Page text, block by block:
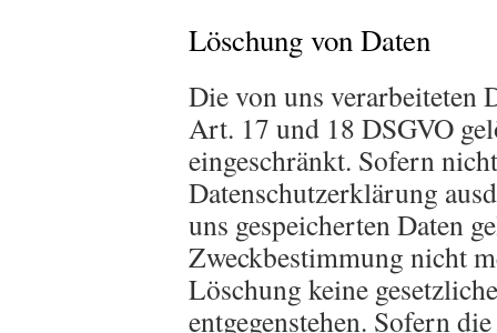
Löschung von Daten
Die von uns verarbeiteten
Art. 17 und 18 DSGVO
eingeschränkt. Sofern
Datenschutzerklärung
uns gespeicherten Daten
Zweckbestimmung nicht
Löschung keine
entgegenstehen. Sofern